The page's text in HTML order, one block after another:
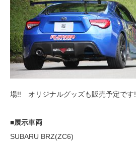
場!! オリジナルグッズも販売予定です!
■展示車両
SUBARU BRZ(ZC6)